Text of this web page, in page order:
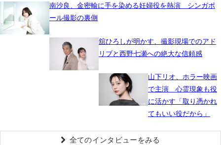
南沙良、金密輸に手を染める妊婦役を熱演 シンガポ
ール撮影の裏側
舘ひろしが明かす、撮影現場でのアド
リブと西野七瀬への絶大な信頼感
山下リオ、ホラー映画
で主演 心霊現象も役
に活かす「取り憑かれ
てもいい役だから」
全てのインタビューをみる